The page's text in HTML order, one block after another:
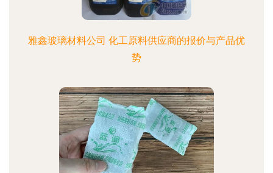
雅鑫玻璃材料公司 化工原料供应商的报价与产品优
势